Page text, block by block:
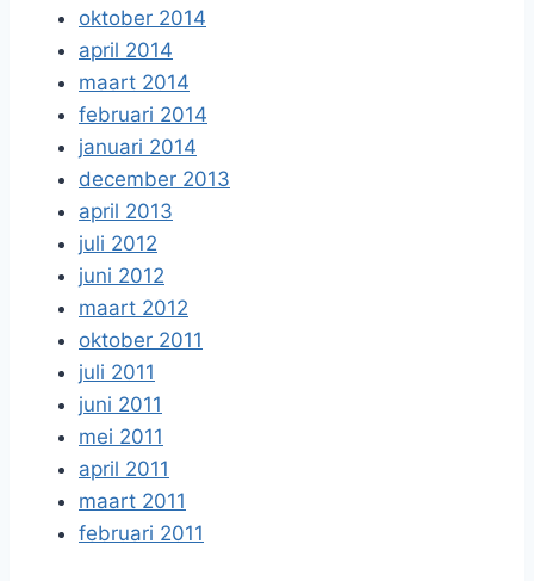
oktober 2014
april 2014
maart 2014
februari 2014
januari 2014
december 2013
april 2013
juli 2012
juni 2012
maart 2012
oktober 2011
juli 2011
juni 2011
mei 2011
april 2011
maart 2011
februari 2011